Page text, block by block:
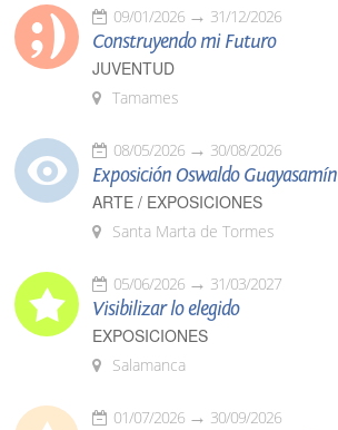
09/01/2026 31/12/2026
Construyendo mi Futuro
JUVENTUD
Tamames
08/05/2026 30/08/2026
Exposición Oswaldo Guayasamín
ARTE / EXPOSICIONES
Santa Marta de Tormes
05/06/2026 31/03/2027
Visibilizar lo elegido
EXPOSICIONES
Salamanca
01/07/2026 30/09/2026